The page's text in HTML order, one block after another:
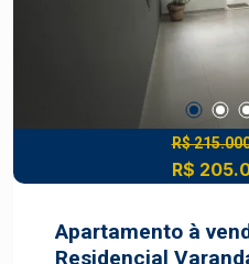
piscina e campo de futebol. Construa seu
com quem é agente de
mercado imobiliário de
R$
R$
Apartamento à
Residencial